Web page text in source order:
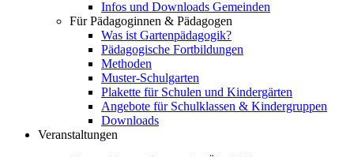
Infos und Downloads Gemeinden
Für Pädagoginnen & Pädagogen
Was ist Gartenpädagogik?
Pädagogische Fortbildungen
Methoden
Muster-Schulgarten
Plakette für Schulen und Kindergärten
Angebote für Schulklassen & Kindergruppen
Downloads
Veranstaltungen